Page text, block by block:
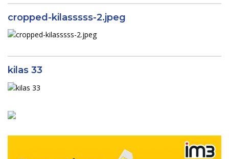
cropped-kilasssss-2.jpeg
kilas 33